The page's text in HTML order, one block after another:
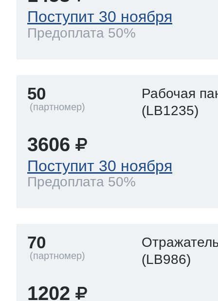
Поступит 30 ноября
Предоплата 50%
50
Рабочая
(LB1235)
3606
Поступит 30 ноября
Предоплата 50%
70
(LB986)
1202